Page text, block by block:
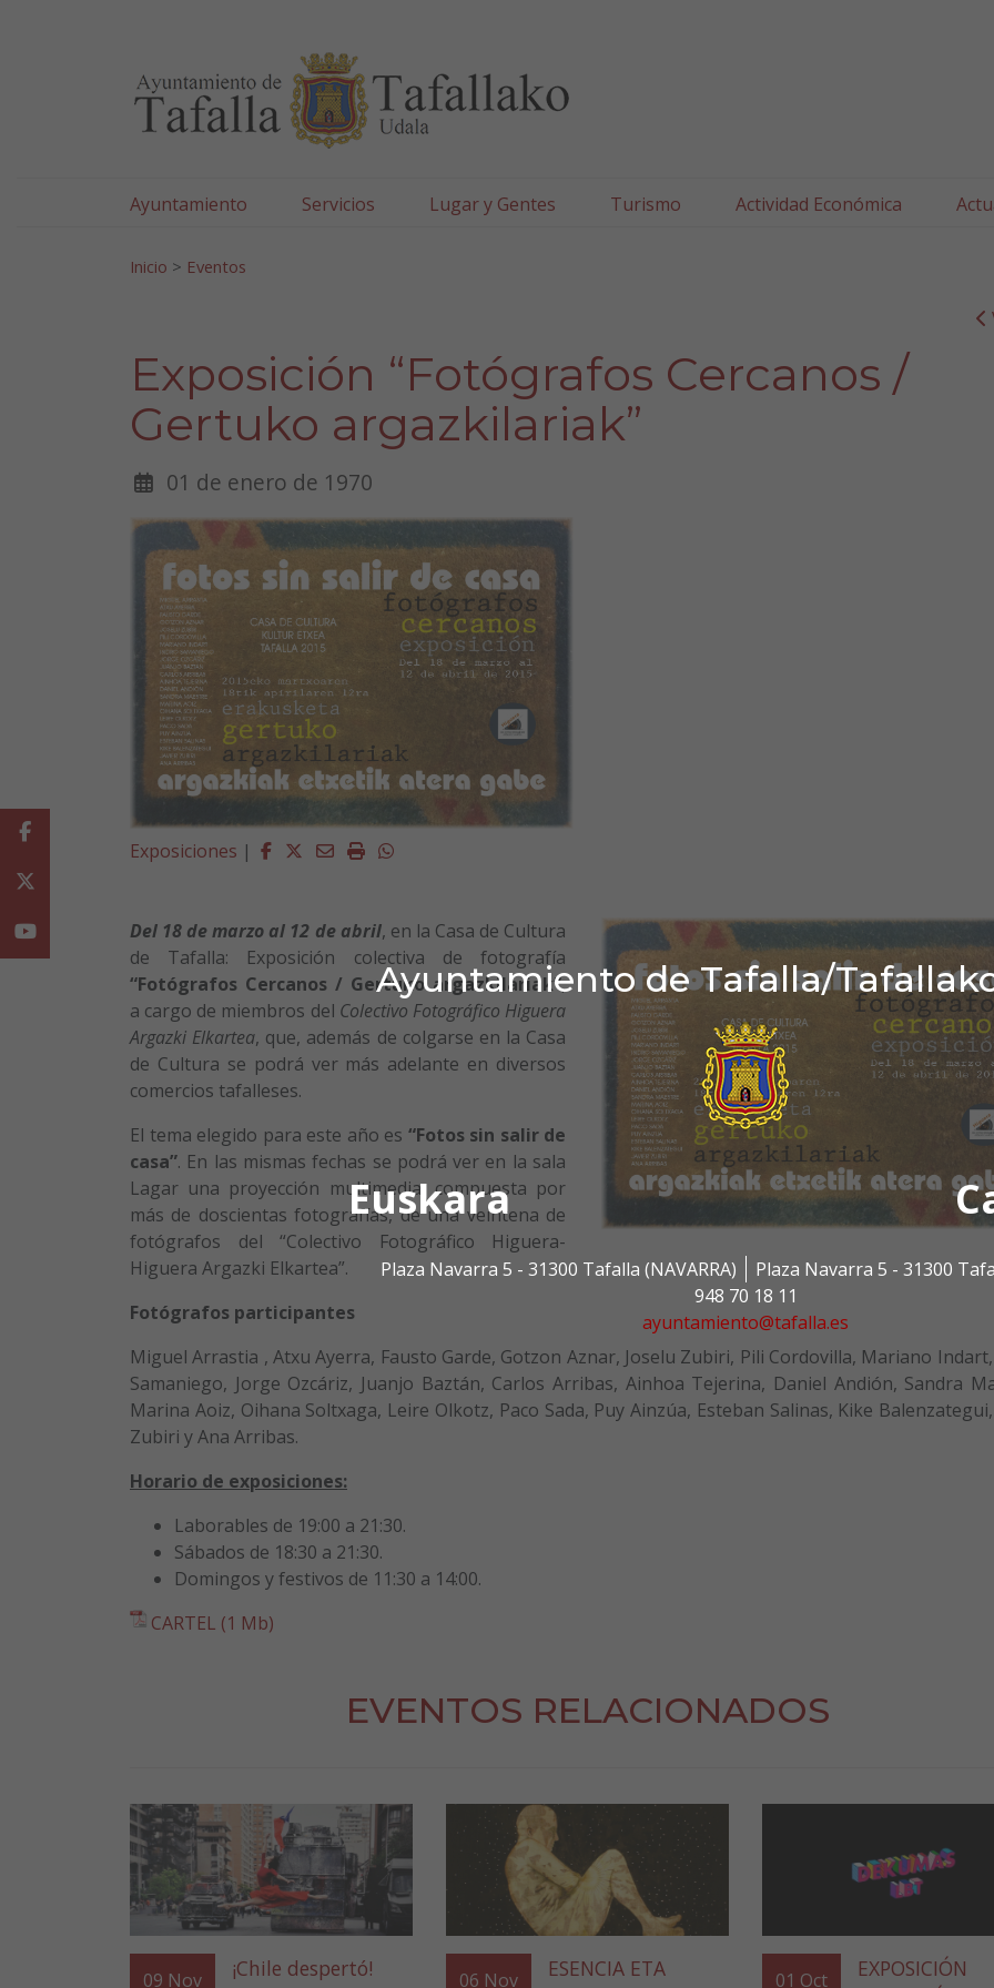
Ayuntamiento de Tafalla/
Euskara
Plaza Navarra 5 - 31300 Tafalla (NAVARRA)
Plaza Navarra 5 - 31300
948 70 18 11
ayuntamiento@tafalla.es
Ayuntamiento Servicios Lugar y Gentes Turismo Actividad Económica
Inicio > Eventos
Exposición “Fotógrafos Cercanos /
Gertuko argazkilariak”
01 de enero de 1970
Exposiciones | Facebook
Twitter
EmailImprimirWhatsapp
Del 18 de marzo al 12 de abril, en la Casa de Cultura
de Tafalla: Exposición colectiva de fotografía
“Fotógrafos Cercanos / Gertuko argazkilariak”,
a cargo de miembros del Colectivo Fotográfico Higuera
Argazki Elkartea, que, además de colgarse en la Casa
de Cultura se podrá ver más adelante en diversos
comercios tafalleses.
El tema elegido para este año es “Fotos sin salir de
casa”. En las mismas fechas se podrá ver en la sala
Lagar una proyección multimedia, compuesta por
más de doscientas fotografías, de una veintena de
fotógrafos del “Colectivo Fotográfico Higuera-
Higuera Argazki Elkartea”.
Fotógrafos participantes
Miguel Arrastia , Atxu Ayerra, Fausto Garde, Gotzon Aznar, Joselu Zubiri, Pili Cordovilla, Mariano
Samaniego, Jorge Ozcáriz, Juanjo Baztán, Carlos Arribas, Ainhoa Tejerina, Daniel Andión, Sandra
Marina Aoiz, Oihana Soltxaga, Leire Olkotz, Paco Sada, Puy Ainzúa, Esteban Salinas, Kike
Zubiri y Ana Arribas.
Horario de exposiciones:
Laborables de 19:00 a 21:30.
Sábados de 18:30 a 21:30.
Domingos y festivos de 11:30 a 14:00.
CARTEL (1 Mb)
EVENTOS RELACIONADOS
09 Nov ¡Chile despertó! 06 Nov
ESENCIA ETA
01 Oct
EXPOSICIÓN
Facebook
Youtube